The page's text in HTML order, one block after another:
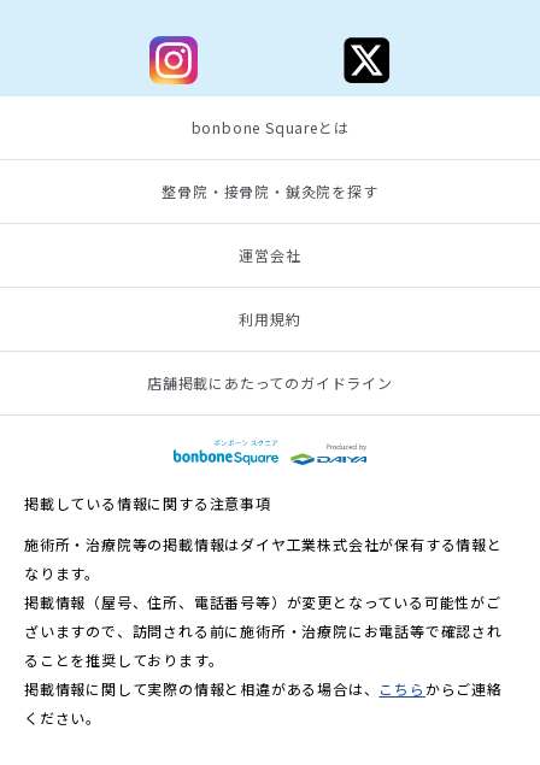
bonbone Squareとは
整骨院・接骨院・鍼灸院を探す
運営会社
利用規約
店舗掲載にあたってのガイドライン
掲載している情報に関する注意事項
施術所・治療院等の掲載情報はダイヤ工業株式会社が保有する情報と
なります。
掲載情報（屋号、住所、電話番号等）が変更となっている可能性がご
ざいますので、訪問される前に施術所・治療院にお電話等で確認され
ることを推奨しております。
掲載情報に関して実際の情報と相違がある場合は、 こちら からご連絡
ください。